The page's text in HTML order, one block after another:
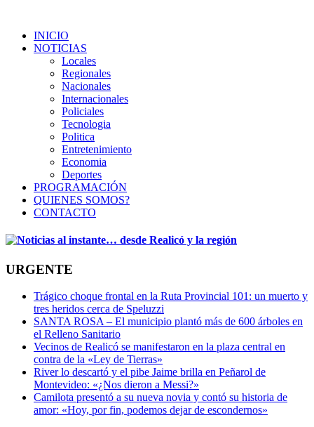
INICIO
NOTICIAS
Locales
Regionales
Nacionales
Internacionales
Policiales
Tecnologia
Politica
Entretenimiento
Economia
Deportes
PROGRAMACIÓN
QUIENES SOMOS?
CONTACTO
URGENTE
Trágico choque frontal en la Ruta Provincial 101: un muerto y
tres heridos cerca de Speluzzi
SANTA ROSA – El municipio plantó más de 600 árboles en
el Relleno Sanitario
Vecinos de Realicó se manifestaron en la plaza central en
contra de la «Ley de Tierras»
River lo descartó y el pibe Jaime brilla en Peñarol de
Montevideo: «¿Nos dieron a Messi?»
Camilota presentó a su nueva novia y contó su historia de
amor: «Hoy, por fin, podemos dejar de escondernos»